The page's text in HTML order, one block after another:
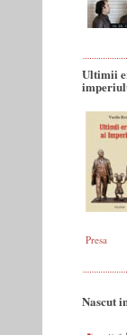
Ultimii
Presa
Nascut